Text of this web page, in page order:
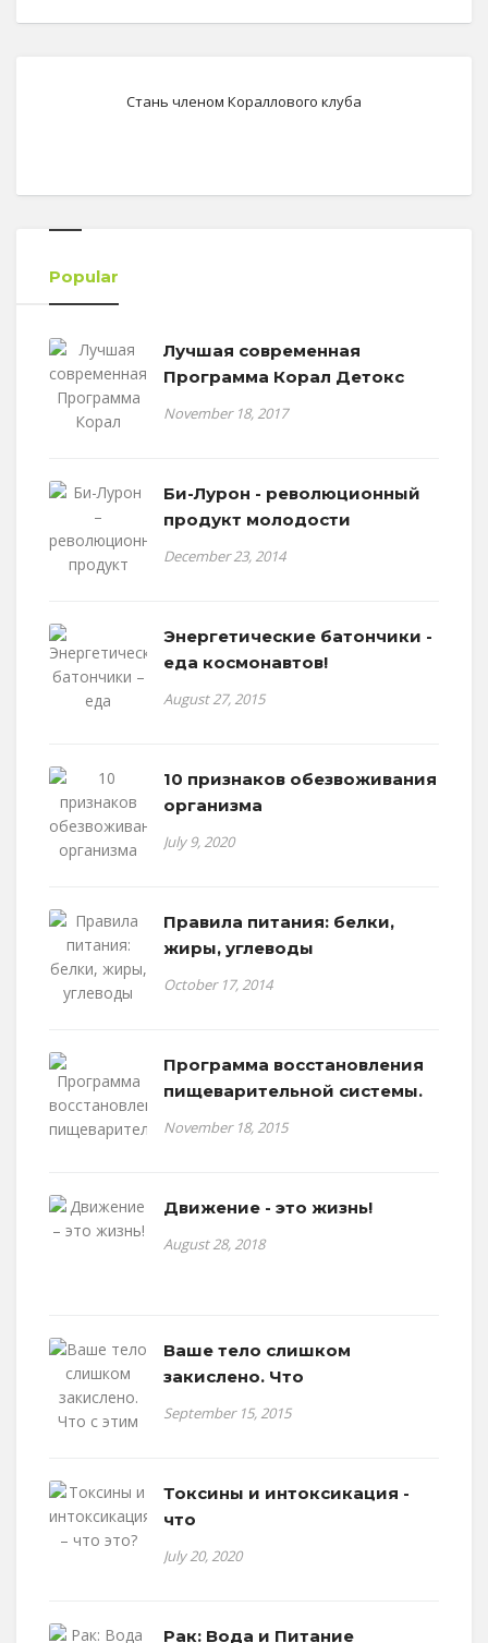
Стань членом Кораллового клуба
Popular
Лучшая современная
Программа Корал Детокс
November 18, 2017
Би-Лурон - революционный
продукт молодости
December 23, 2014
Энергетические батончики -
еда космонавтов!
August 27, 2015
10 признаков обезвоживания
организма
July 9, 2020
Правила питания: белки,
жиры, углеводы
October 17, 2014
Программа восстановления
пищеварительной системы.
November 18, 2015
Движение - это жизнь!
August 28, 2018
Ваше тело слишком
закислено. Что
September 15, 2015
Токсины и интоксикация -
что
July 20, 2020
Рак: Вода и Питание